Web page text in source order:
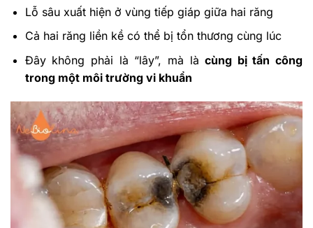
Lỗ sâu xuất hiện ở vùng tiếp giáp giữa hai răng
Cả hai răng liền kề có thể bị tổn thương cùng lúc
Đây không phải là “lây”, mà làcùng bị tấn công
trong một môi trường vi khuẩn